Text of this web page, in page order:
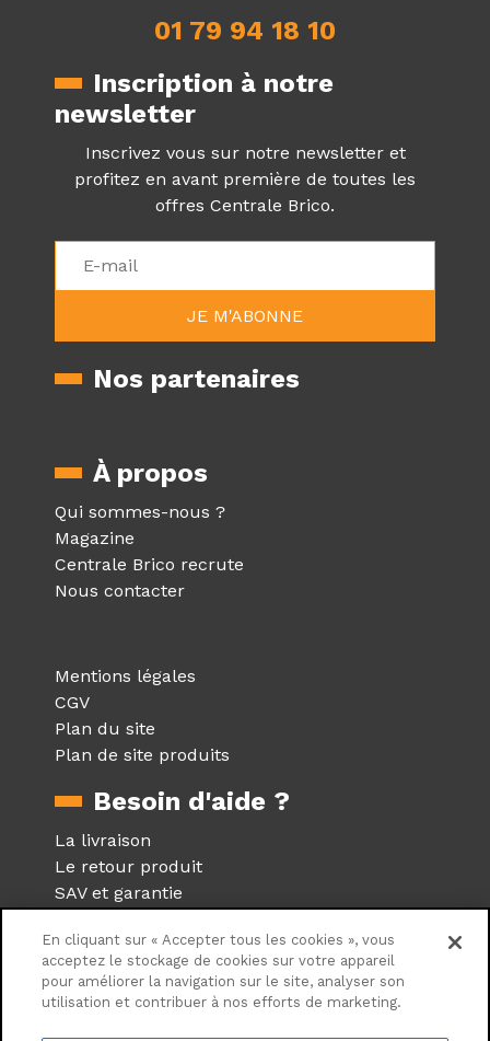
01 79 94 18 10
Inscription à notre
newsletter
Inscrivez vous sur notre newsletter et
profitez en avant première de toutes les
offres Centrale Brico.
Nos partenaires
À propos
Qui sommes-nous ?
Magazine
Centrale Brico recrute
Nous contacter
Mentions légales
CGV
Plan du site
Plan de site produits
Besoin d'aide ?
La livraison
Le retour produit
SAV et garantie
Réseaux sociaux
Suivez nous sur les réseaux
En cliquant sur « Accepter tous les cookies », vous
acceptez le stockage de cookies sur votre appareil
pour améliorer la navigation sur le site, analyser son
utilisation et contribuer à nos efforts de marketing.